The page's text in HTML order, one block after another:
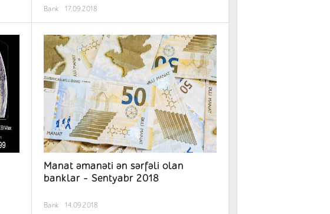
Bank 17.09.2018
Manat əmanəti ən sərfəli olan
banklar - Sentyabr 2018
Bank 14.09.2018